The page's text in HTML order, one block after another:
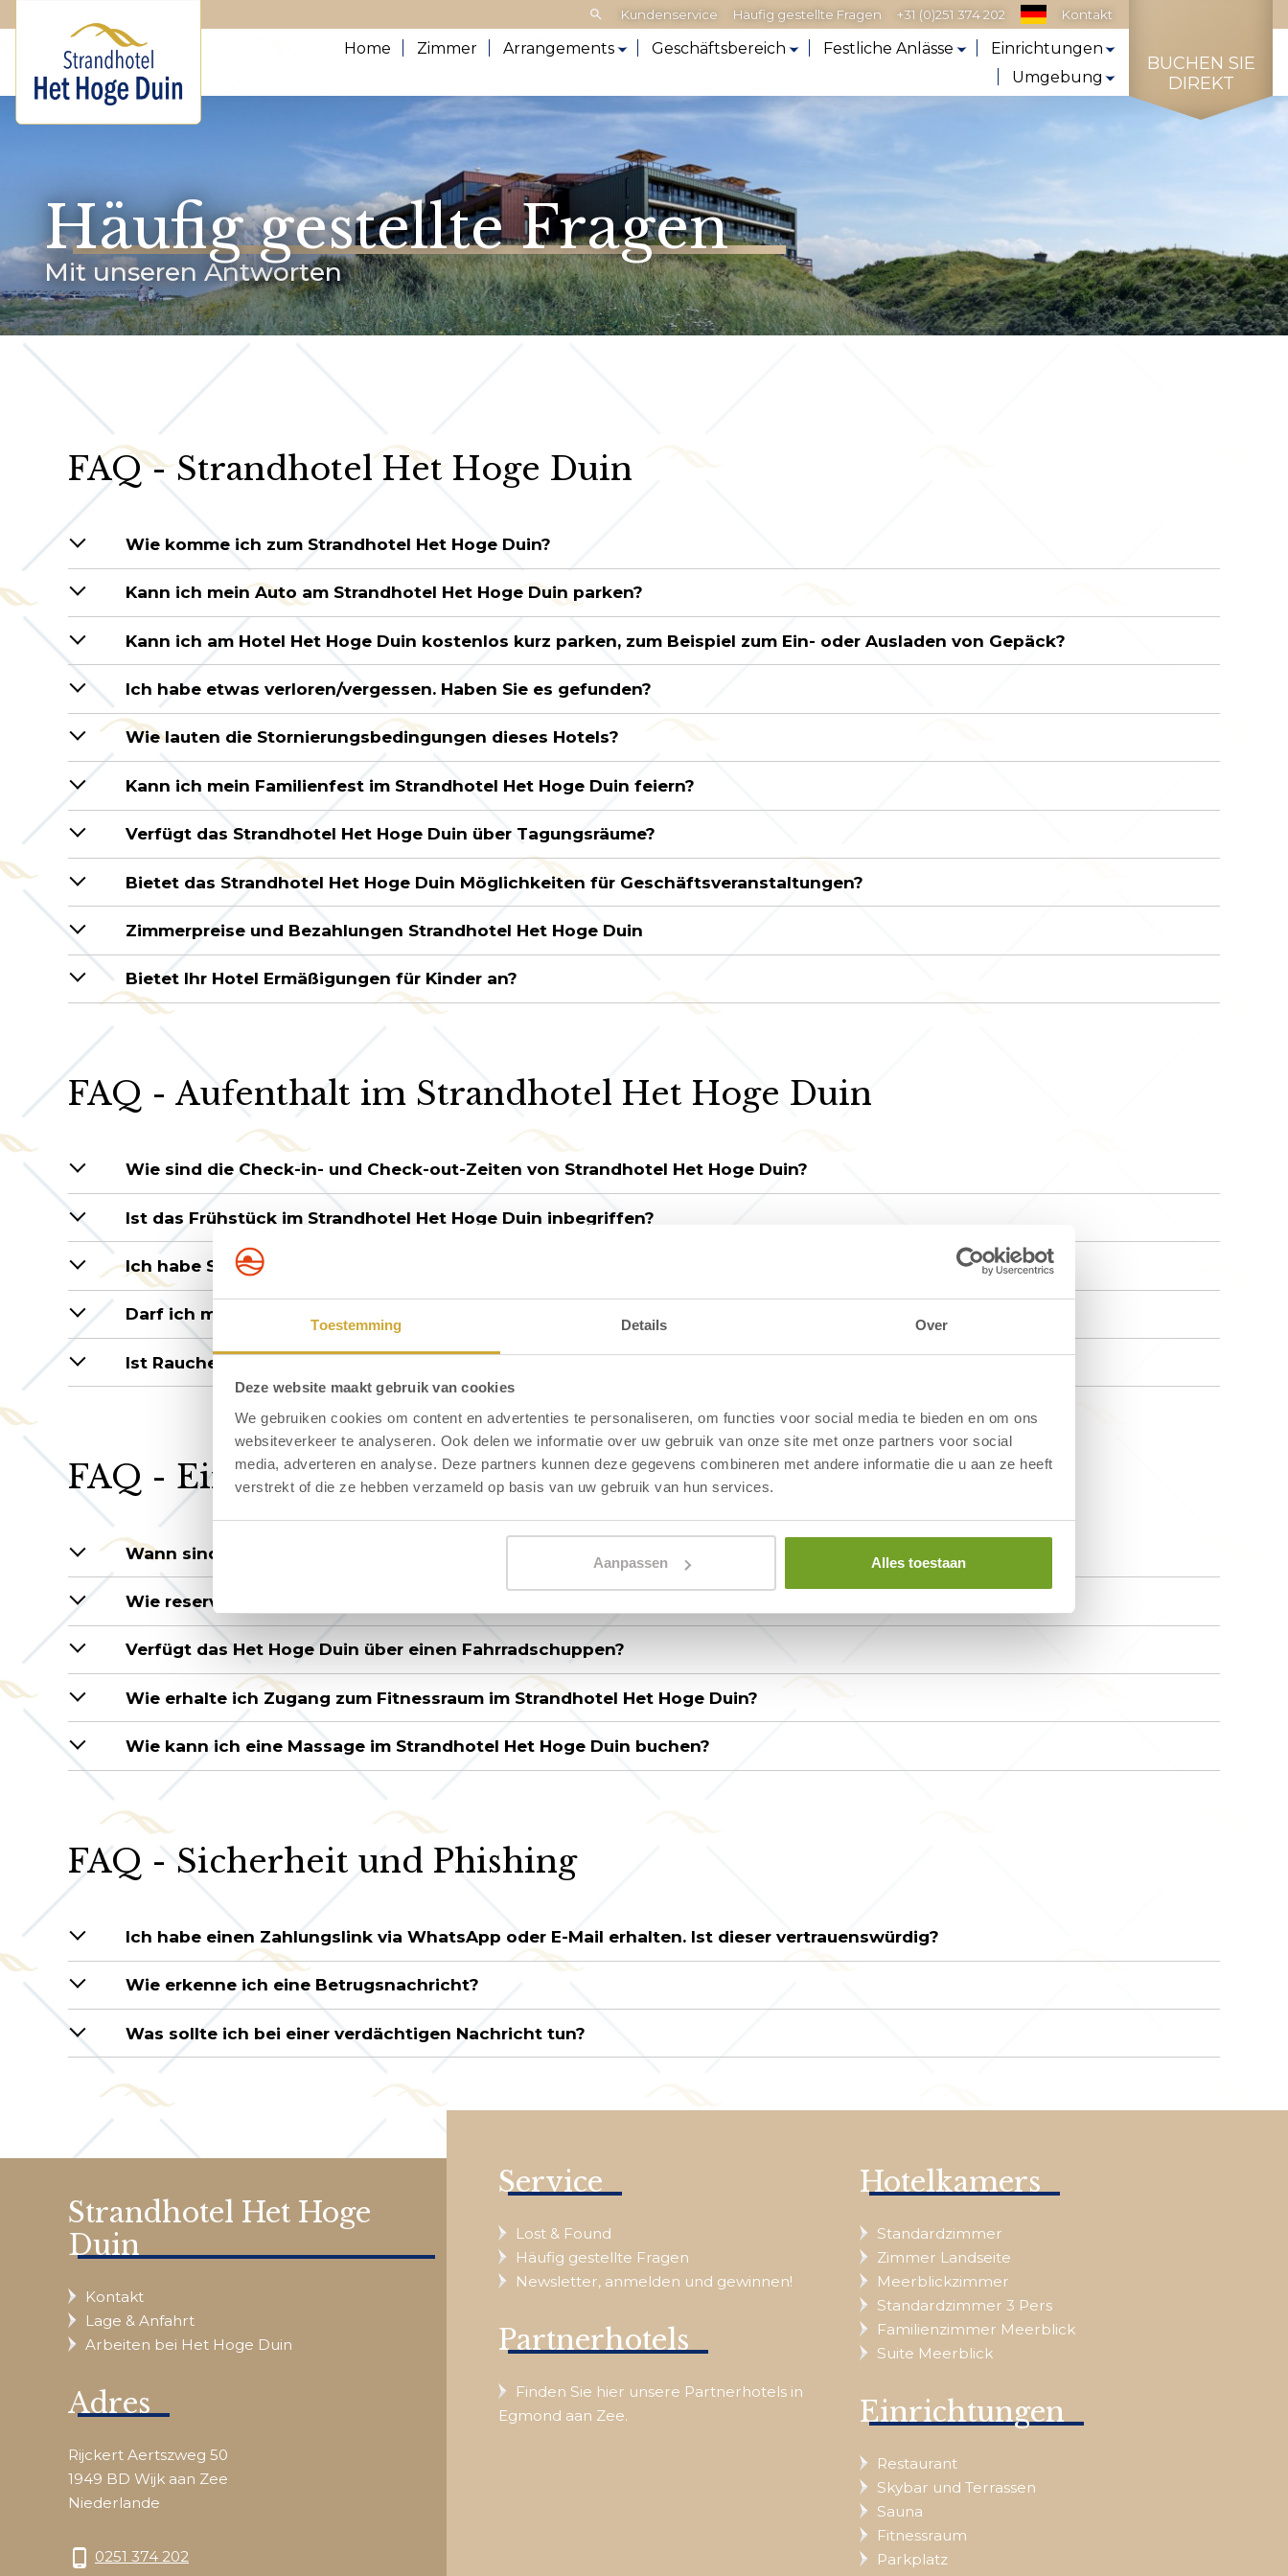
Toestemming Details Over
Deze website maakt gebruik van cookies
We gebruiken cookies om content en advertenties te personaliseren, om functies voor social media te bieden en om ons
websiteverkeer te analyseren. Ook delen we informatie over uw gebruik van onze site met onze partners voor social
media, adverteren en analyse. Deze partners kunnen deze gegevens combineren met andere informatie die u aan ze heeft
verstrekt of die ze hebben verzameld op basis van uw gebruik van hun services.
Aanpassen Alles toestaan
Frontend
search:
Kundenservice Häufig gestellte Fragen +31 (0)251 374 202 Kontakt
Home Zimmer Arrangements Geschäftsbereich Festliche Anlässe
Einrichtungen
Umgebung
BUCHEN SIE
DIREKT
Häufig gestellte Fragen
Mit unseren Antworten
FAQ - Strandhotel Het Hoge Duin
Wie komme ich zum Strandhotel Het Hoge Duin?
Kann ich mein Auto am Strandhotel Het Hoge Duin parken?
Kann ich am Hotel Het Hoge Duin kostenlos kurz parken, zum Beispiel zum Ein- oder Ausladen von Gepäck?
Ich habe etwas verloren/vergessen. Haben Sie es gefunden?
Wie lauten die Stornierungsbedingungen dieses Hotels?
Kann ich mein Familienfest im Strandhotel Het Hoge Duin feiern?
Verfügt das Strandhotel Het Hoge Duin über Tagungsräume?
Bietet das Strandhotel Het Hoge Duin Möglichkeiten für Geschäftsveranstaltungen?
Zimmerpreise und Bezahlungen Strandhotel Het Hoge Duin
Bietet Ihr Hotel Ermäßigungen für Kinder an?
FAQ - Aufenthalt im Strandhotel Het Hoge Duin
Wie sind die Check-in- und Check-out-Zeiten von Strandhotel Het Hoge Duin?
Ist das Frühstück im Strandhotel Het Hoge Duin inbegriffen?
Ich habe Schwierigkeiten beim Laufen. Ist das Strandhotel Het Hoge Duin für mich geeignet?
Darf ich meinen Hund ins Strandhotel Het Hoge Duin mitnehmen?
Ist Rauchen im Zimmer erlaubt?
FAQ - Einrichtungen von Strandhotel Het Hoge Duin
Wann sind die Einrichtungen des Strandhotels Het Hoge Duin geöffnet?
Wie reserviere ich die Sauna im Strandhotel Het Hoge Duin?
Verfügt das Het Hoge Duin über einen Fahrradschuppen?
Wie erhalte ich Zugang zum Fitnessraum im Strandhotel Het Hoge Duin?
Wie kann ich eine Massage im Strandhotel Het Hoge Duin buchen?
FAQ - Sicherheit und Phishing
Ich habe einen Zahlungslink via WhatsApp oder E-Mail erhalten. Ist dieser vertrauenswürdig?
Wie erkenne ich eine Betrugsnachricht?
Was sollte ich bei einer verdächtigen Nachricht tun?
Strandhotel Het Hoge
Duin
Kontakt
Lage & Anfahrt
Arbeiten bei Het Hoge Duin
Adres
Rijckert Aertszweg 50
1949 BD Wijk aan Zee
Niederlande
phone_android 0251 374 202
Service
Lost & Found
Häufig gestellte Fragen
Newsletter, anmelden und gewinnen!
Partnerhotels
Finden Sie hier unsere Partnerhotels in
Egmond aan Zee.
Hotelkamers
Standardzimmer
Zimmer Landseite
Meerblickzimmer
Standardzimmer 3 Pers
Familienzimmer Meerblick
Suite Meerblick
Einrichtungen
Restaurant
Skybar und Terrassen
Sauna
Fitnessraum
Parkplatz